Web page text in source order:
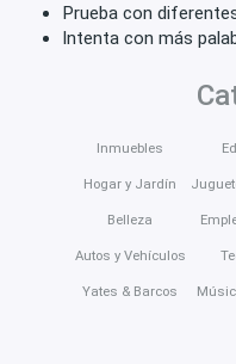
Prueba con
Intenta con más
Inmuebles
Hogar y Jardín
Belleza
Autos y Vehículos
Yates & Barcos
Aire acondicionado
Acceso
Ventana doble vidrio
Ventiladores de techo